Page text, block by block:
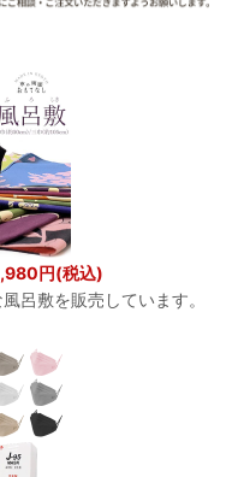
円(税込)
呂敷を販売しています。